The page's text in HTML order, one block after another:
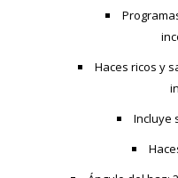
Haces ricos y
Incluye